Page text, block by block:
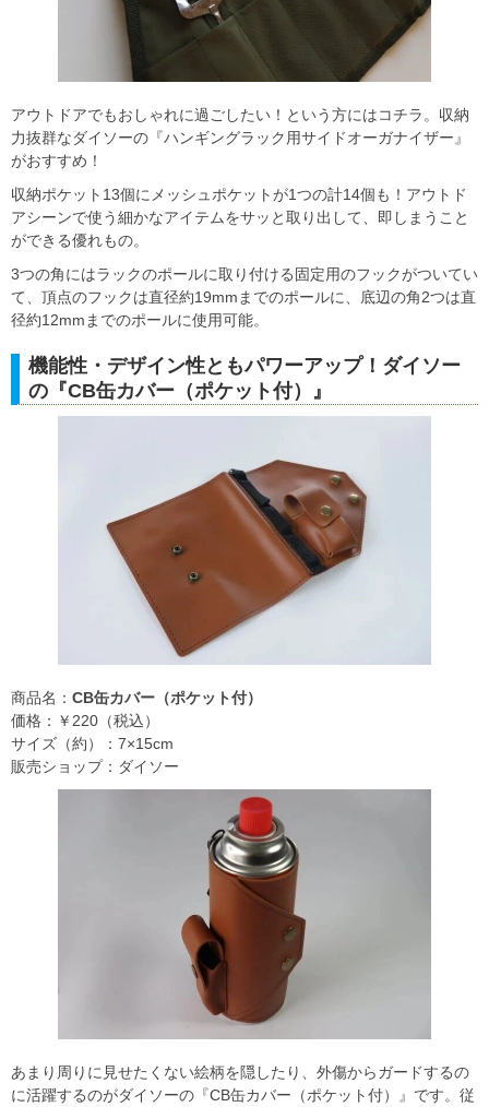
アウトドアでもおしゃれに過ごしたい！という方にはコチラ。収納
力抜群なダイソーの『ハンギングラック用サイドオーガナイザー』
がおすすめ！
収納ポケット13個にメッシュポケットが1つの計14個も！アウトド
アシーンで使う細かなアイテムをサッと取り出して、即しまうこと
ができる優れもの。
3つの角にはラックのポールに取り付ける固定用のフックがついてい
て、頂点のフックは直径約19mmまでのポールに、底辺の角2つは直
径約12mmまでのポールに使用可能。
機能性・デザイン性ともパワーアップ！ダイソー
の『CB缶カバー（ポケット付）』
商品名： CB缶カバー（ポケット付）
価格：￥220（税込）
サイズ（約）：7×15cm
販売ショップ：ダイソー
あまり周りに見せたくない絵柄を隠したり、外傷からガードするの
に活躍するのがダイソーの『CB缶カバー（ポケット付）』です。従